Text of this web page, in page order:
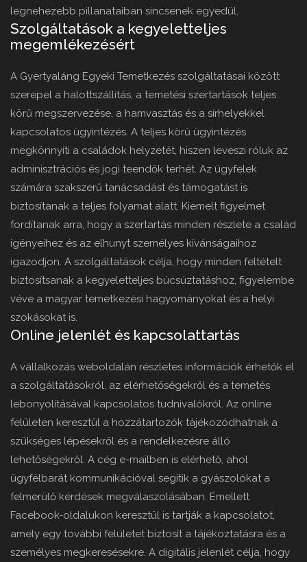
legnehezebb pillanataiban sincsenek egyedül.
Szolgáltatások a kegyeletteljes
megemlékezésért
A Gyertyaláng Egyeki Temetkezés szolgáltatásai között
szerepel a halottszállítás, a temetési szertartások teljes
körű megszervezése, a hamvasztás és a sírhelyekkel
kapcsolatos ügyintézés. A teljes körű ügyintézés
megkönnyíti a családok helyzetét, hiszen leveszi róluk az
adminisztrációs és jogi teendők terhét. Az ügyfelek
számára szakszerű tanácsadást és támogatást is
biztosítanak a teljes folyamat alatt. Kiemelt figyelmet
fordítanak arra, hogy a szertartás minden részlete a család
igényeihez és az elhunyt személyes kívánságaihoz
igazodjon. A szolgáltatások célja, hogy minden feltételt
biztosítsanak a kegyeletteljes búcsúztatáshoz, figyelembe
véve a magyar temetkezési hagyományokat és a helyi
szokásokat is.
Online jelenlét és kapcsolattartás
A vállalkozás weboldalán részletes információk érhetők el
a szolgáltatásokról, az elérhetőségekről és a temetés
lebonyolításával kapcsolatos tudnivalókról. Az online
felületen keresztül a hozzátartozók tájékozódhatnak a
szükséges lépésekről és a rendelkezésre álló
lehetőségekről. A cég e-mailben is elérhető, ahol
ügyfélbarát kommunikációval segítik a gyászolókat a
felmerülő kérdések megválaszolásában. Emellett
Facebook-oldalukon keresztül is tartják a kapcsolatot,
amely egy további felületet biztosít a tájékoztatásra és a
személyes megkeresésekre. A digitális jelenlét célja, hogy